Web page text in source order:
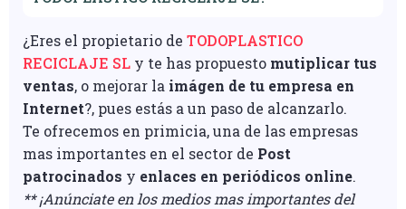
¿Eres el propietario de TODOPLASTICO
RECICLAJE SL y te has propuesto mutiplicar tus
ventas, o mejorar la imágen de tu empresa en
Internet?, pues estás a un paso de alcanzarlo.
Te ofrecemos en primicia, una de las empresas
mas importantes en el sector de Post
patrocinados y enlaces en periódicos online.
** ¡Anúnciate en los medios mas importantes del